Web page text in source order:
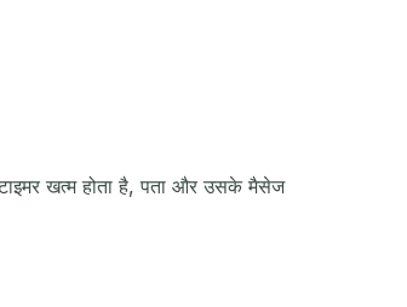
खत्म होता है, पता और उसके मैसेज